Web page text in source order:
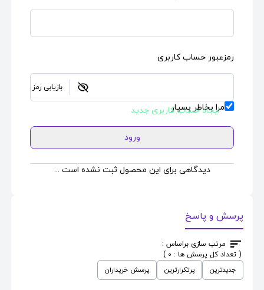
رمزعبور حساب کاربری
بازیابی رمز
مرا بخاطر بسپار
ایجاد حساب کاربری جدید
ورود
دیدگاهی برای این محصول ثبت نشده است ...
پرسش و پاسخ
مرتب سازی براساس :
( تعداد کل پرسش ها : 0 )
جدیدترین
پرتکرارترین پرسش خریداران